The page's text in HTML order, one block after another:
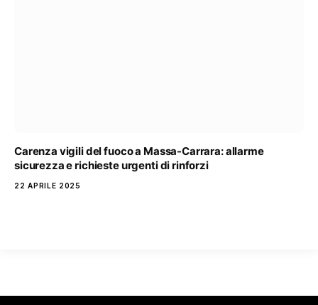
Carenza vigili del fuoco a Massa-Carrara: allarme
sicurezza e richieste urgenti di rinforzi
22 APRILE 2025